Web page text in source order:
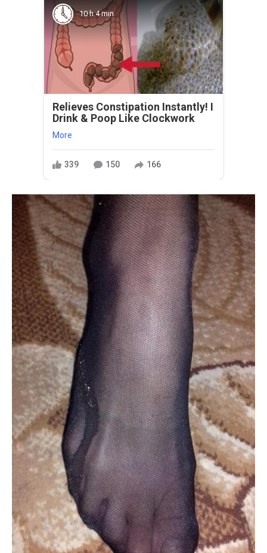
10 h 4 min
Relieves Constipation Instantly! I
Drink & Poop Like Clockwork
More
339 150 166